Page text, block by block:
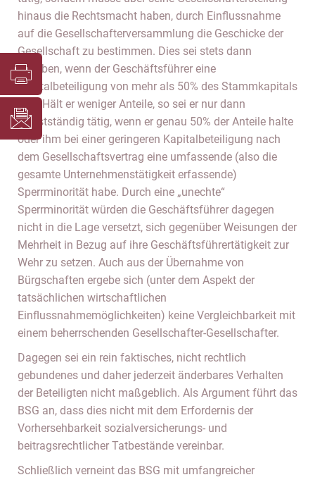
hinaus die Rechtsmacht haben, durch Einflussnahme
auf die Gesellschafterversammlung die Geschicke der
Gesellschaft zu bestimmen. Dies sei stets dann
gegeben, wenn der Geschäftsführer eine
Kapitalbeteiligung von mehr als 50% des Stammkapitals
hält. Hält er weniger Anteile, so sei er nur dann
selbstständig tätig, wenn er genau 50% der Anteile halte
oder ihm bei einer geringeren Kapitalbeteiligung nach
dem Gesellschaftsvertrag eine umfassende (also die
gesamte Unternehmenstätigkeit erfassende)
Sperrminorität habe. Durch eine „unechte“
Sperrminorität würden die Geschäftsführer dagegen
nicht in die Lage versetzt, sich gegenüber Weisungen der
Mehrheit in Bezug auf ihre Geschäftsführertätigkeit zur
Wehr zu setzen. Auch aus der Übernahme von
Bürgschaften ergebe sich (unter dem Aspekt der
tatsächlichen wirtschaftlichen
Einflussnahmemöglichkeiten) keine Vergleichbarkeit mit
einem beherrschenden Gesellschafter-Gesellschafter.
Dagegen sei ein rein faktisches, nicht rechtlich
gebundenes und daher jederzeit änderbares Verhalten
der Beteiligten nicht maßgeblich. Als Argument führt das
BSG an, dass dies nicht mit dem Erfordernis der
Vorhersehbarkeit sozialversicherungs- und
beitragsrechtlicher Tatbestände vereinbar.
Schließlich verneint das BSG mit umfangreicher